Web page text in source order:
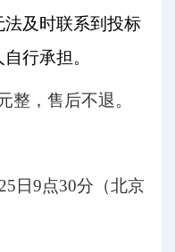
及时联系到投标
行承担。
整，售后不退。
25 日9点30分 （北京